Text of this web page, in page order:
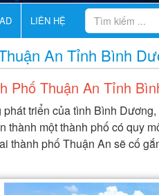
LIÊN HỆ
An Tỉnh Bình
Phố Thuận An Tỉnh
triển của tình Bình
thành một thành phố có quy
thành phố Thuận An sẽ cố